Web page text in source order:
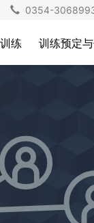
0354-
练 训练预定